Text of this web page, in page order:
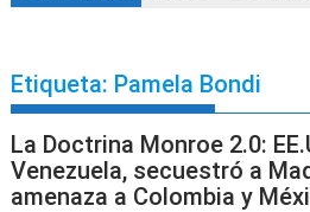
Etiqueta: Pamela Bondi
La Doctrina Monroe 2.0:
Venezuela, secuestró a
amenaza a Colombia y